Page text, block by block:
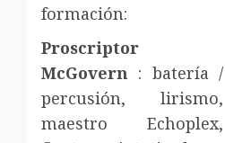
formación:
Proscriptor
McGovern : batería /
percusión, lirismo,
maestro Echoplex,